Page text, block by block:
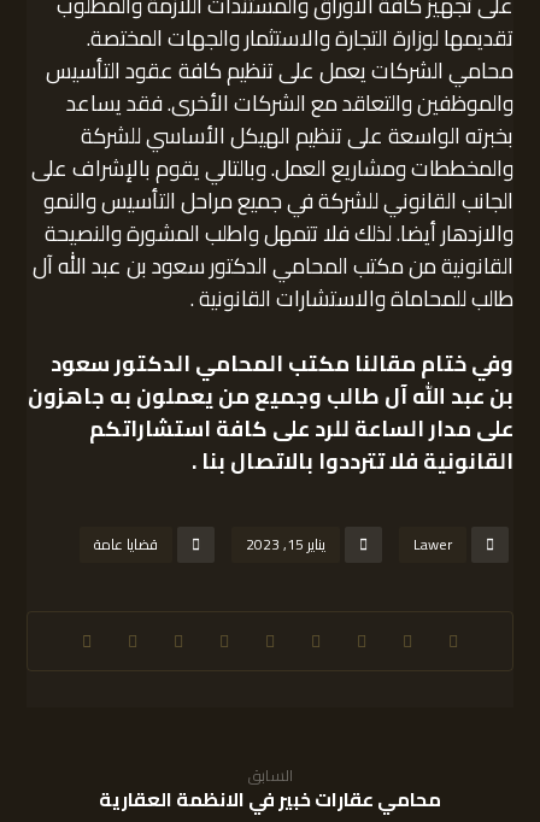
تقديمها لوزارة التجارة والاستثمار والجهات المختصة.
محامي الشركات يعمل على تنظيم كافة عقود التأسيس
والموظفين والتعاقد مع الشركات الأخرى. فقد يساعد
بخبرته الواسعة على تنظيم الهيكل الأساسي للشركة
والمخططات ومشاريع العمل. وبالتالي يقوم بالإشراف على
الجانب القانوني للشركة في جميع مراحل التأسيس والنمو
والازدهار أيضا. لذلك فلا تتمهل واطلب المشورة والنصيحة
القانونية من مكتب المحامي الدكتور سعود بن عبد الله آل
طالب للمحاماة والاستشارات القانونية .
وفي ختام مقالنا مكتبالمحامي الدكتور سعود
بن عبد الله آل طالبوجميع من يعملون به جاهزون
على مدار الساعة للرد على كافة استشاراتكم
القانونية فلا تترددوا بالاتصال بنا .
Lawer يناير 15, 2023 قضايا عامة
السابق
محامي عقارات خبير في الانظمة العقارية